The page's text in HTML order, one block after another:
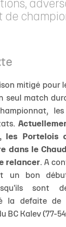
de
mitigé pour
seul match
les Portelois
dans le
relancer. A
un bon
sont
la defaite de
BC Kalev (77-